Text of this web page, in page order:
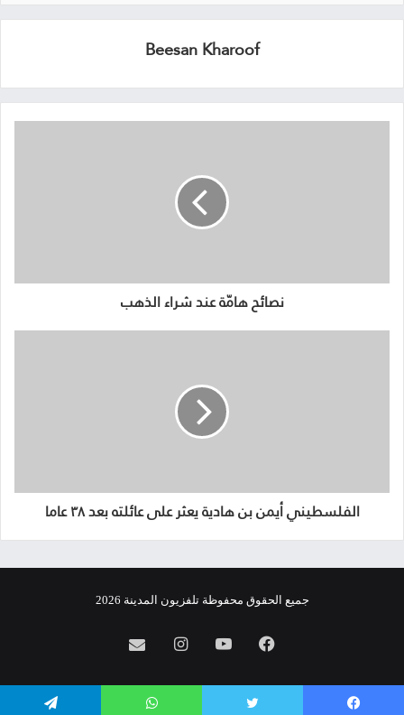
Beesan Kharoof
نصائح هامّة عند شراء الذهب
الفلسطيني أيمن بن هادية يعثر على عائلته بعد ٣٨ عاما
جميع الحقوق محفوظة تلفزيون المدينة 2026
فيسبوكيوتيوبانستقرامinfo@almadina.tv